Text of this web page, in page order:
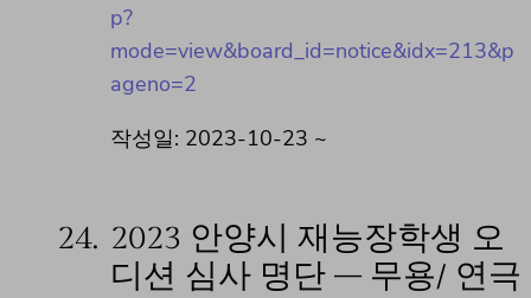
p?
mode=view&board_id=notice&idx=213&p
ageno=2
작성일: 2023-10-23 ~
24. 2023 안양시 재능장학생 오
디션 심사 명단 – 무용/ 연극